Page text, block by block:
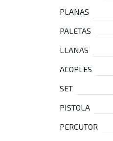
PLANAS
PALETAS
LLANAS
ACOPLES
SET
PISTOLA
PERCUTOR